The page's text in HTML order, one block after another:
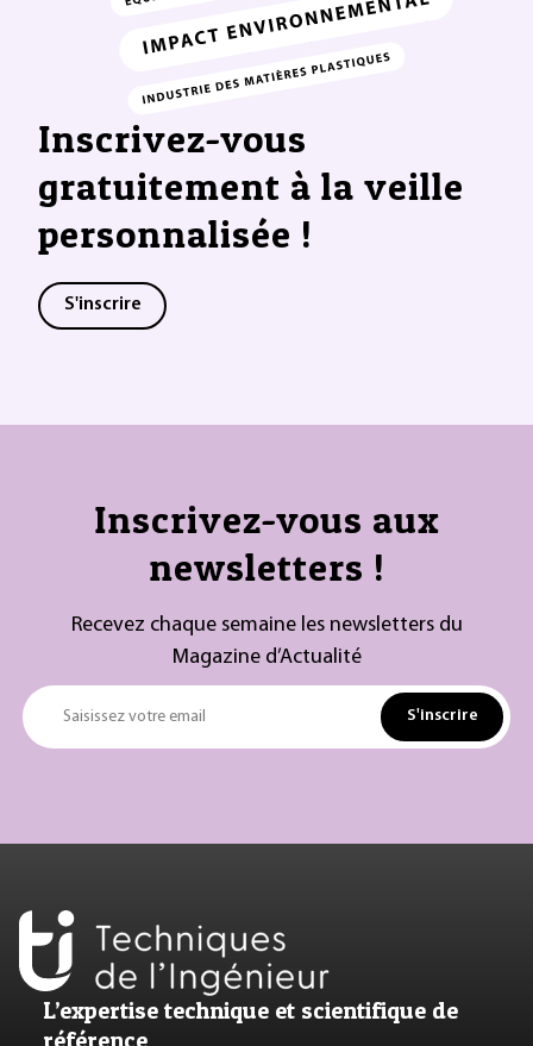
Inscrivez-vous
gratuitement à la veille
personnalisée !
S'inscrire
Inscrivez-vous aux
newsletters !
Recevez chaque semaine les newsletters du
Magazine d’Actualité
Saisissez votre email S'inscrire
L’expertise technique et scientifique de
référence